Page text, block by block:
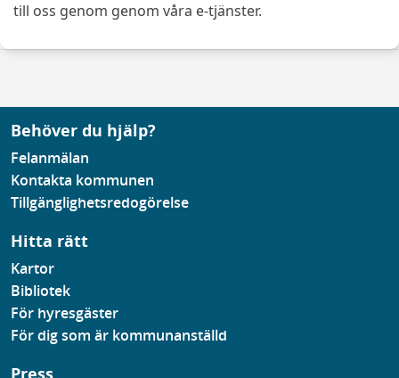
till oss genom genom våra e-tjänster.
Behöver du hjälp?
Felanmälan
Kontakta kommunen
Tillgänglighetsredogörelse
Hitta rätt
Kartor
Bibliotek
För hyresgäster
För dig som är kommunanställd
Press